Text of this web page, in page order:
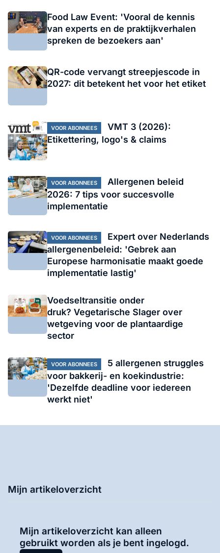
Food Law Event: 'Vooral de kennis
van experts en de praktijkverhalen
spreken de bezoekers aan'
QR-code vervangt streepjescode in
2027: dit betekent het voor het etiket
VOOR ABONNEES
VMT 3 (2026):
Etikettering, logo's & claims
VOOR ABONNEES
Allergenen beleid
2026: 7 tips voor succesvolle
implementatie
VOOR ABONNEES
Expert over Nederlands
allergenenbeleid: 'Gebrek aan
Europese harmonisatie maakt goede
implementatie lastig'
Voedseltransitie onder
druk? Vegetarische Slager over
wetgeving voor de plantaardige
sector
VOOR ABONNEES
5 allergenen struggles
voor bakkerij- en koekindustrie:
'Dezelfde deadline voor iedereen
werkt niet'
Mijn artikeloverzicht
Mijn artikeloverzicht kan alleen
gebruikt worden als je bent ingelogd.